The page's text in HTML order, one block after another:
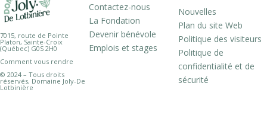
7015, route de Pointe
Platon, Sainte-Croix
(Québec) G0S 2H0
Comment vous rendre
© 2024 – Tous droits
réservés, Domaine Joly-De
Lotbinière
Contactez-nous
La Fondation
Devenir bénévole
Emplois et stages
Nouvelles
Plan du site Web
Politique des visiteurs
Politique de
confidentialité et de
sécurité